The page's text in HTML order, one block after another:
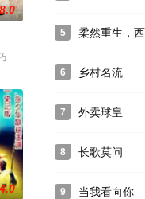
环境中，兄弟俩最终决定
多演员同台演出的一部反映
8.0
儿（张钧甯 饰）与皇女赵嘉
4.0
5 柔然重生，
6 乡村名流
7 外卖球皇
8 长歌莫问
9 当我看向你